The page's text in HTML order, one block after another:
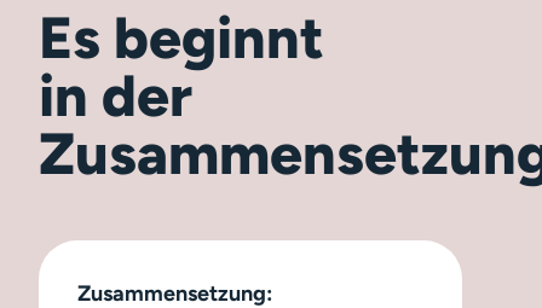
Es beginnt
in der
Zusammensetzung: